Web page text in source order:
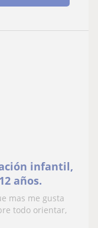
infantil,
años.
mas me gusta
todo orientar,